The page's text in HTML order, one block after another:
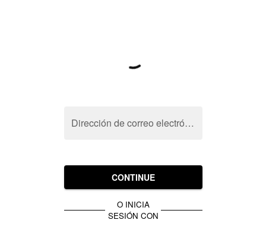
Dirección de correo electrónico
CONTINUE
O INICIA
SESIÓN CON